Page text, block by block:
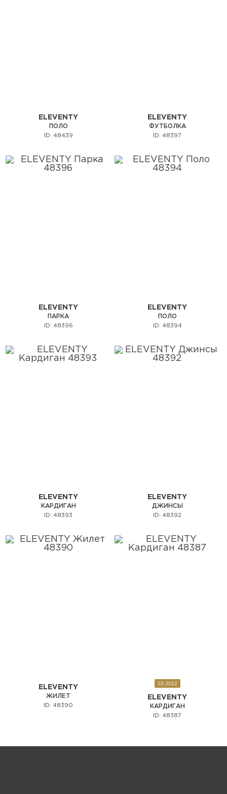
ELEVENTY
ПОЛО
ID: 48439
ELEVENTY
ФУТБОЛКА
ID: 48397
ELEVENTY
ПАРКА
ID: 48396
ELEVENTY
ПОЛО
ID: 48394
ELEVENTY
КАРДИГАН
ID: 48393
ELEVENTY
ДЖИНСЫ
ID: 48392
ELEVENTY
ЖИЛЕТ
ID: 48390
SS 2022
ELEVENTY
КАРДИГАН
ID: 48387